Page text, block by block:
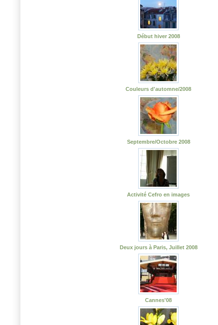
Début hiver 2008
Couleurs d'automne/2008
Septembre/Octobre 2008
Activité Cefro en images
Deux jours à Paris, Juillet 2008
Cannes'08